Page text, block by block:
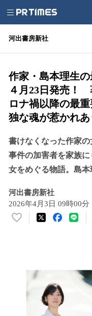
河出書房新社
作家・島本理生の
４月23日発売！
ロナ禍以降の最
独な魂が惹かれあ
書けなくなった作家
事件の加害者を家族
女をめぐる物語。島本
河出書房新社
2026年4月3日 09時00分
い